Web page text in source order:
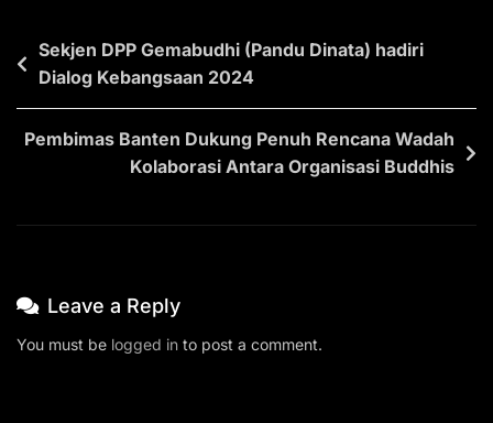
Sekjen DPP Gemabudhi (Pandu Dinata) hadiri
Dialog Kebangsaan 2024
Pembimas Banten Dukung Penuh Rencana Wadah
Kolaborasi Antara Organisasi Buddhis
Leave a Reply
You must be logged in to post a comment.